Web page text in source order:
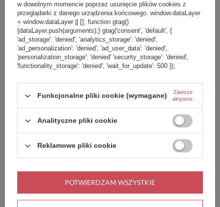
POLECAMY
w dowolnym momencie poprzez usunięcie plików cookies z
przeglądarki z danego urządzenia końcowego. window.dataLayer
= window.dataLayer || []; function gtag()
{dataLayer.push(arguments);} gtag('consent', 'default', {
'ad_storage': 'denied', 'analytics_storage': 'denied',
'ad_personalization': 'denied', 'ad_user_data': 'denied',
'personalization_storage': 'denied' 'security_storage': 'denied',
'functionality_storage': 'denied', 'wait_for_update': 500 });
Funkcjonalne pliki cookie (wymagane)
Zawsze
aktywne
Analityczne pliki cookie
Reklamowe pliki cookie
POTWIERDZAM WSZYSTKIE